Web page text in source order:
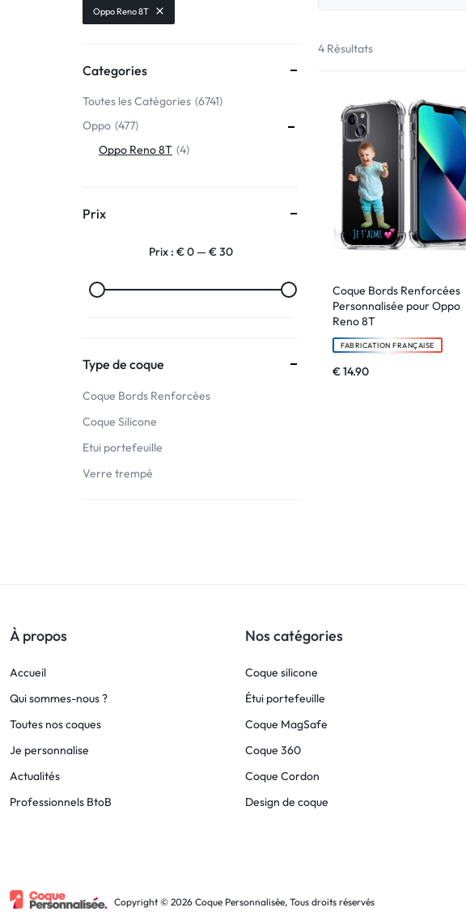
BUDGETS
LIVRAISON
48
HEURES
!
Sony
Vivo
4 Résultats
Coque Bords Renforcées
Personnalisée pour Oppo
Reno 8T
FABRICATION FRANÇAISE
€14.90
Oppo Reno 8T
Categories
Toutes les Catégories 6741
Oppo 477
Oppo Reno 8T 4
Prix
Prix : € 0— € 30
Type de coque
Coque Bords Renforcées
Coque Silicone
Etui portefeuille
Verre trempé
À propos
Accueil
Qui sommes-nous ?
Toutes nos coques
Je personnalise
Actualités
Professionnels BtoB
Nos catégories
Coque silicone
Étui portefeuille
Coque MagSafe
Coque 360
Coque Cordon
Design de coque
Copyright © 2026 Coque Personnalisée, Tous droits réservés